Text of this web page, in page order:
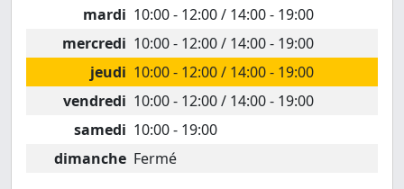
mardi 10:00 - 12:00 / 14:00 - 19:00
mercredi 10:00 - 12:00 / 14:00 - 19:00
jeudi 10:00 - 12:00 / 14:00 - 19:00
vendredi 10:00 - 12:00 / 14:00 - 19:00
samedi 10:00 - 19:00
dimanche Fermé